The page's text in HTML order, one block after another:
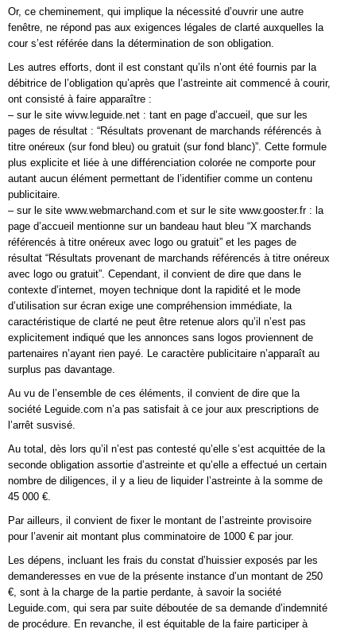
Or, ce cheminement, qui implique la nécessité d’ouvrir une autre
fenêtre, ne répond pas aux exigences légales de clarté auxquelles la
cour s’est référée dans la détermination de son obligation.
Les autres efforts, dont il est constant qu’ils n’ont été fournis par la
débitrice de l’obligation qu’après que l’astreinte ait commencé à courir,
ont consisté à faire apparaître :
– sur le site wivw.leguide.net : tant en page d’accueil, que sur les
pages de résultat : “Résultats provenant de marchands référencés à
titre onéreux (sur fond bleu) ou gratuit (sur fond blanc)”. Cette formule
plus explicite et liée à une différenciation colorée ne comporte pour
autant aucun élément permettant de l’identifier comme un contenu
publicitaire.
– sur le site www.webmarchand.com et sur le site www.gooster.fr : la
page d’accueil mentionne sur un bandeau haut bleu “X marchands
référencés à titre onéreux avec logo ou gratuit” et les pages de
résultat “Résultats provenant de marchands référencés à titre onéreux
avec logo ou gratuit”. Cependant, il convient de dire que dans le
contexte d’internet, moyen technique dont la rapidité et le mode
d’utilisation sur écran exige une compréhension immédiate, la
caractéristique de clarté ne peut être retenue alors qu’il n’est pas
explicitement indiqué que les annonces sans logos proviennent de
partenaires n’ayant rien payé. Le caractère publicitaire n’apparaît au
surplus pas davantage.
Au vu de l’ensemble de ces éléments, il convient de dire que la
société Leguide.com n’a pas satisfait à ce jour aux prescriptions de
l’arrêt susvisé.
Au total, dès lors qu’il n’est pas contesté qu’elle s’est acquittée de la
seconde obligation assortie d’astreinte et qu’elle a effectué un certain
nombre de diligences, il y a lieu de liquider l’astreinte à la somme de
45 000 €.
Par ailleurs, il convient de fixer le montant de l’astreinte provisoire
pour l’avenir ait montant plus comminatoire de 1000 € par jour.
Les dépens, incluant les frais du constat d’huissier exposés par les
demanderesses en vue de la présente instance d’un montant de 250
€, sont à la charge de la partie perdante, à savoir la société
Leguide.com, qui sera par suite déboutée de sa demande d’indemnité
de procédure. En revanche, il est équitable de la faire participer à